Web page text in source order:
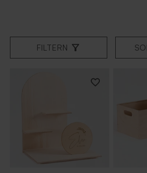
FILTERN